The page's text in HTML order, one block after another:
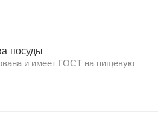
посуды
и имеет ГОСТ на пищевую